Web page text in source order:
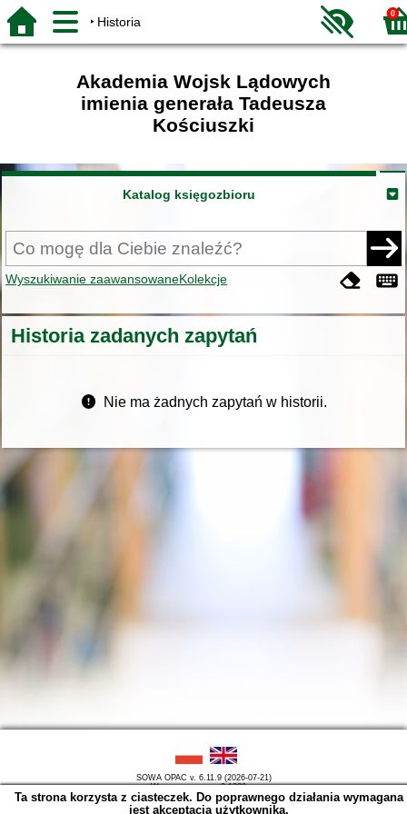
Historia
0
Akademia Wojsk Lądowych
imienia generała Tadeusza
Kościuszki
Katalog księgozbioru
Wyszukiwanie zaawansowaneKolekcje
Historia zadanych zapytań
Nie ma żadnych zapytań w historii.
SOWA OPAC v. 6.11.9 (2026-07-21)
Wygenerowano w 0,1289 s.
Ta strona korzysta z ciasteczek. Do poprawnego działania wymagana
jest akceptacja użytkownika.